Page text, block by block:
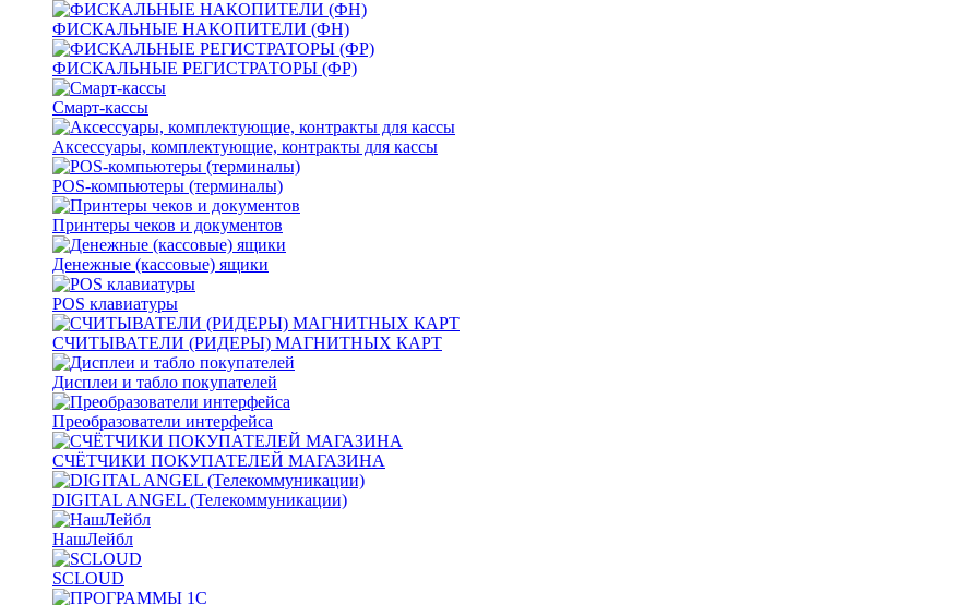
ФИСКАЛЬНЫЕ НАКОПИТЕЛИ (ФН)
ФИСКАЛЬНЫЕ РЕГИСТРАТОРЫ (ФР)
Смарт-кассы
Аксессуары, комплектующие, контракты для кассы
POS-компьютеры (терминалы)
Принтеры чеков и документов
Денежные (кассовые) ящики
POS клавиатуры
СЧИТЫВАТЕЛИ (РИДЕРЫ) МАГНИТНЫХ КАРТ
Дисплеи и табло покупателей
Преобразователи интерфейса
СЧЁТЧИКИ ПОКУПАТЕЛЕЙ МАГАЗИНА
DIGITAL ANGEL (Телекоммуникации)
НашЛейбл
SCLOUD